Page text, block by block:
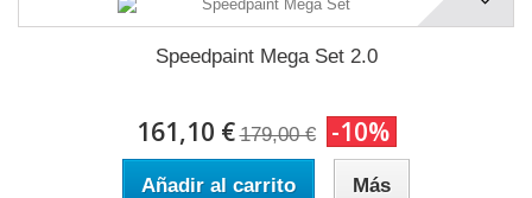
Speedpaint Mega Set 2.0
161,10 € 179,00 € -10%
Añadir al carrito Más